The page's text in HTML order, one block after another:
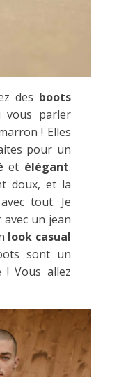
des boots
vous parler
! Elles
pour un
et élégant.
doux, et la
tout. Je
un jean
look casual
sont un
! Vous allez